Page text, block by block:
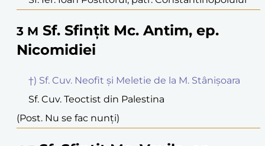
3 M Sf. Sfințit Mc. Antim, ep.
Nicomidiei
†) Sf. Cuv. Neofit și Meletie de la M. Stânișoara
Sf. Cuv. Teoctist din Palestina
(Post. Nu se fac nunți)